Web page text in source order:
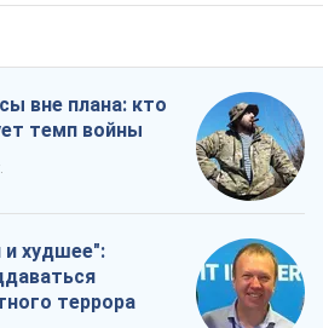
вне плана: кто
темп войны
худшее":
террора